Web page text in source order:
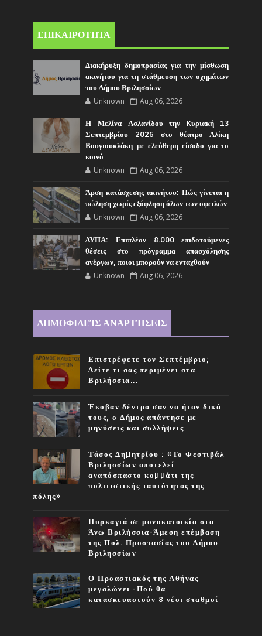
ΕΠΙΚΑΙΡΟΤΗΤΑ
Διακήρυξη δημοπρασίας για την μίσθωση
ακινήτου για τη στάθμευση των οχημάτων
του Δήμου Βριλησσίων
Unknown Aug 06, 2026
Η Μελίνα Ασλανίδου την Kυριακή 13
Σεπτεμβρίου 2026 στο θέατρο Αλίκη
Βουγιουκλάκη με ελεύθερη είσοδο για το
κοινό
Unknown Aug 06, 2026
Άρση κατάσχεσης ακινήτου: Πώς γίνεται η
πώληση χωρίς εξόφληση όλων των οφειλών
Unknown Aug 06, 2026
ΔΥΠΑ: Επιπλέον 8.000 επιδοτούμενες
θέσεις στο πρόγραμμα απασχόλησης
ανέργων, ποιοι μπορούν να ενταχθούν
Unknown Aug 06, 2026
ΔΗΜΟΦΙΛΕΊΣ ΑΝΑΡΤΉΣΕΙΣ
Επιστρέφετε τον Σεπτέμβριο;
Δείτε τι σας περιμένει στα
Βριλήσσια...
Έκοβαν δέντρα σαν να ήταν δικά
τους, ο Δήμος απάντησε με
μηνύσεις και συλλήψεις
Τάσος Δηµητρίου : «Το Φεστιβάλ
Βριλησσίων αποτελεί
αναπόσπαστο κοµµάτι της
πολιτιστικής ταυτότητας της
πόλης»
Πυρκαγιά σε μονοκατοικία στα
Άνω Βριλήσσια-Άμεση επέμβαση
της Πολ. Προστασίας του Δήμου
Βριλησσίων
Ο Προαστιακός της Αθήνας
μεγαλώνει -Πού θα
κατασκευαστούν 8 νέοι σταθμοί